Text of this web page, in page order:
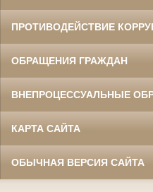
ПРОТИВОДЕЙСТВИЕ
ОБРАЩЕНИЯ ГРАЖДАН
ВНЕПРОЦЕССУАЛЬНЫЕ
КАРТА САЙТА
ОБЫЧНАЯ ВЕРСИЯ САЙТА